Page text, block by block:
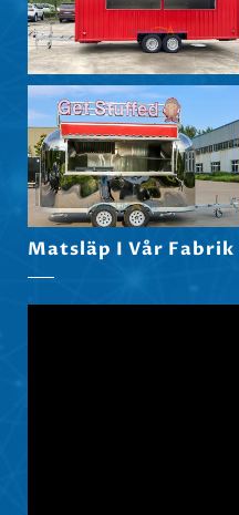
Matsläp I Vår Fabrik